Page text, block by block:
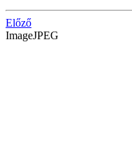
Előző
ImageJPEG